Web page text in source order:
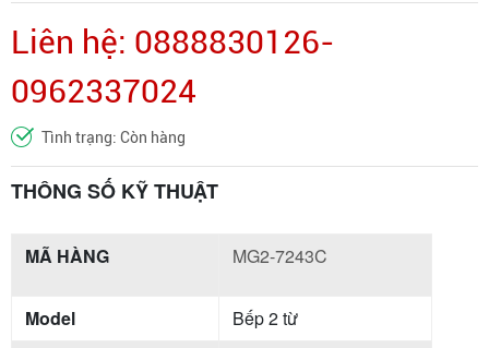
Liên hệ: 0888830126-
0962337024
Tình trạng: Còn hàng
THÔNG SỐ KỸ THUẬT
MÃ HÀNG MG2-7243C
Model
Bếp 2 từ